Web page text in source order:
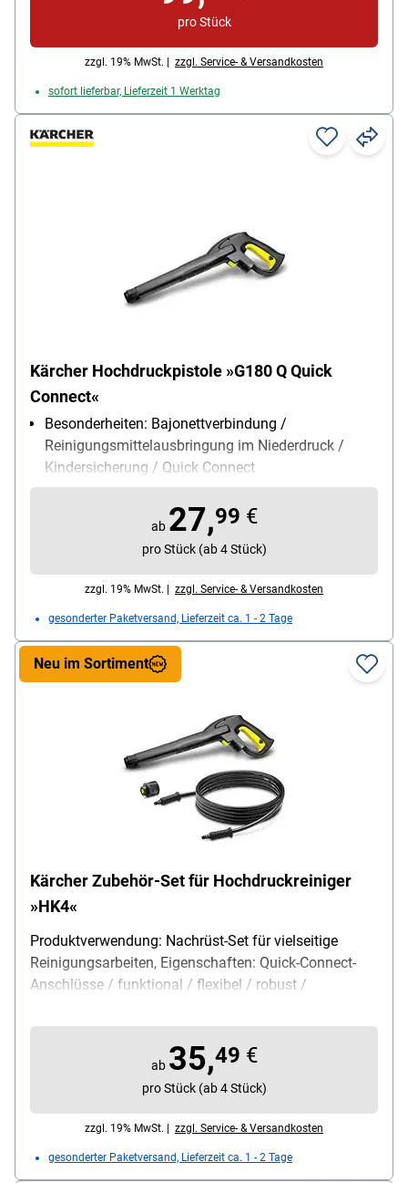
Gartenschlauchanschluss (3/4 Zoll)
Flächenleistung (m²/h): 20
Stromversorgung: Stromnetz
pro Stück
zzgl. 19% MwSt. | zzgl. Service- & Versandkosten
sofort lieferbar, Lieferzeit 1 Werktag
Kärcher Hochdruckpistole »G180 Q Quick
Connect«
Besonderheiten: Bajonettverbindung /
Reinigungsmittelausbringung im Niederdruck /
Kindersicherung / Quick Connect
Lieferumfang: Hochdruckreinigerpistole
ab 27,99 €
pro Stück (ab 4 Stück)
zzgl. 19% MwSt. | zzgl. Service- & Versandkosten
gesonderter Paketversand, Lieferzeit ca. 1 - 2 Tage
Kärcher Zubehör-Set für Hochdruckreiniger
»HK4«
Produktverwendung: Nachrüst-Set für vielseitige
Reinigungsarbeiten, Eigenschaften: Quick-Connect-
Anschlüsse / funktional / flexibel / robust /
Hochdruckpistole, kompatibel mit: allen Kärcher-
Hochdruckreinigern ab 1992 ohne Schlauchtrommel,
Länge: 4 m, Farbe: schwarz, Material: Kunststoff,
Lieferumfang: 1x Hochdruckschlauch / 1x
Hochdruckpistole / 1x Quick-Connect-Adapter
Neu im Sortiment
ab 35,49 €
pro Stück (ab 4 Stück)
zzgl. 19% MwSt. | zzgl. Service- & Versandkosten
gesonderter Paketversand, Lieferzeit ca. 1 - 2 Tage